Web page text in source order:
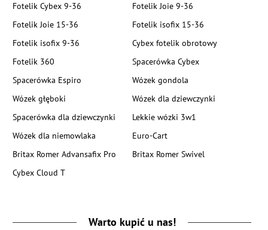
Fotelik Cybex 9-36
Fotelik Joie 9-36
Fotelik Joie 15-36
Fotelik isofix 15-36
Fotelik isofix 9-36
Cybex fotelik obrotowy
Fotelik 360
Spacerówka Cybex
Spacerówka Espiro
Wózek gondola
Wózek głęboki
Wózek dla dziewczynki
Spacerówka dla dziewczynki
Lekkie wózki 3w1
Wózek dla niemowlaka
Euro-Cart
Britax Romer Advansafix Pro
Britax Romer Swivel
Cybex Cloud T
Warto kupić u nas!